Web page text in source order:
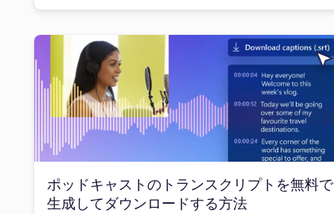
ポッドキャストのトランスクリプトを無料で
生成してダウンロードする方法